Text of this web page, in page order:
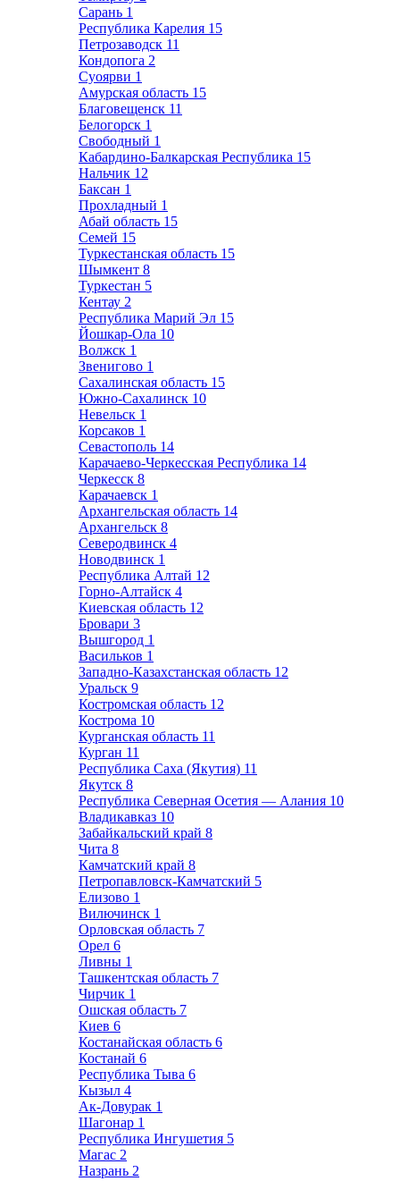
Сарань 1
Республика Карелия 15
Петрозаводск 11
Кондопога 2
Суоярви 1
Амурская область 15
Благовещенск 11
Белогорск 1
Свободный 1
Кабардино-Балкарская Республика 15
Нальчик 12
Баксан 1
Прохладный 1
Абай область 15
Семей 15
Туркестанская область 15
Шымкент 8
Туркестан 5
Кентау 2
Республика Марий Эл 15
Йошкар-Ола 10
Волжск 1
Звенигово 1
Сахалинская область 15
Южно-Сахалинск 10
Невельск 1
Корсаков 1
Севастополь 14
Карачаево-Черкесская Республика 14
Черкесск 8
Карачаевск 1
Архангельская область 14
Архангельск 8
Северодвинск 4
Новодвинск 1
Республика Алтай 12
Горно-Алтайск 4
Киевская область 12
Бровари 3
Вышгород 1
Васильков 1
Западно-Казахстанская область 12
Уральск 9
Костромская область 12
Кострома 10
Курганская область 11
Курган 11
Республика Саха (Якутия) 11
Якутск 8
Республика Северная Осетия — Алания 10
Владикавказ 10
Забайкальский край 8
Чита 8
Камчатский край 8
Петропавловск-Камчатский 5
Елизово 1
Вилючинск 1
Орловская область 7
Орел 6
Ливны 1
Ташкентская область 7
Чирчик 1
Ошская область 7
Киев 6
Костанайская область 6
Костанай 6
Республика Тыва 6
Кызыл 4
Ак-Довурак 1
Шагонар 1
Республика Ингушетия 5
Магас 2
Назрань 2